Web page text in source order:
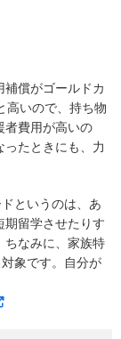
償がゴールドカ
高いので、持ち物
者費用が高いの
たときにも、力
というのは、あ
期留学させたりす
ちなみに、家族特
象です。自分が